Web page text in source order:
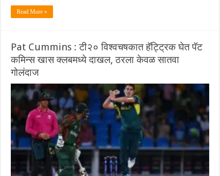
Read More »
Pat Cummins : टी२० विश्वचषकात हॅट्ट्रिक घेत पॅट
कमिन्स खास क्लबमध्ये दाखल, ठरला केवळ सातवा
गोलंदाज